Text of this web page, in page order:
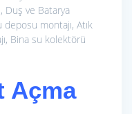
Duş ve Batarya
deposu montajı, Atık
Bina su kolektörü
Açma